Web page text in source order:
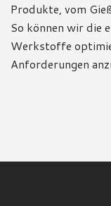
Produkte, vom
So können wir die
Werkstoffe
Anforderungen